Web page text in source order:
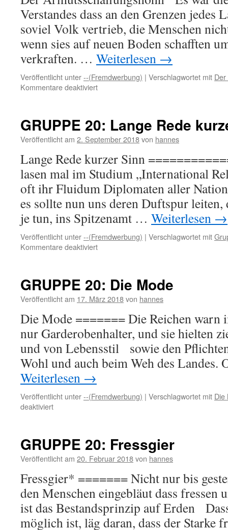
Verstandes dass an den Grenzen jedes
soviel Volk vertrieb, die Menschen
wenn sies auf neuen Boden schafften
verkraften. … Weiterlesen →
Veröffentlicht unter--(Fremdwerbung) | Verschlagwortet mit
Kommentare deaktiviertfür
Armutsschaffungshohn
GRUPPE 20: Lange Rede
Veröffentlicht am 2. September 2018von hannes
Lange Rede kurzer Sinn
lasen mal im Studium „International
oft ihr Fluidum Diplomaten aller
es sollte nun uns deren Duftspur
je tun, ins Spitzenamt … Weiterlesen →
Veröffentlicht unter--(Fremdwerbung) | Verschlagwortet mit
Kommentare deaktiviertfür
Rede
kurzer
GRUPPE 20: Die Mode
Veröffentlicht am 17. März 2018von hannes
Die Mode ======= Die Reichen
nur Garderobenhalter, und sie hielten
und von Lebensstil sowie den
Wohl und auch beim Weh des
Weiterlesen →
Veröffentlicht unter--(Fremdwerbung) | Verschlagwortet mit Die
deaktiviertfür
Mode
GRUPPE 20: Fressgier
Veröffentlicht am 20. Februar 2018von hannes
Fressgier* ======= Nicht nur bis
den Menschen eingebläut dass fressen
ist das Bestandsprinzip auf Erden
möglich ist, läg daran, dass der Starke